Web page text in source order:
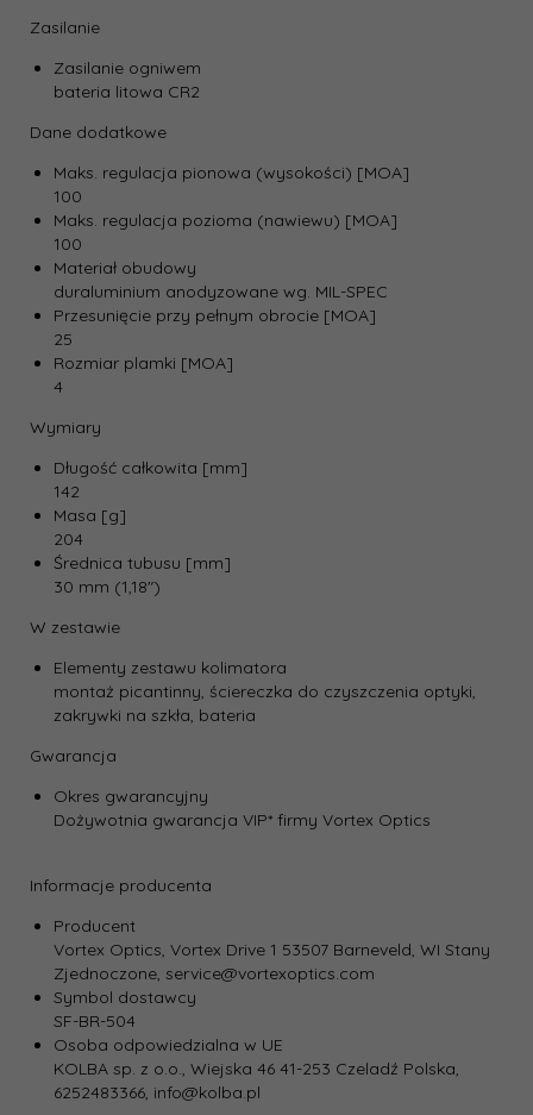
Zasilanie
Zasilanie ogniwem
bateria litowa CR2
Dane dodatkowe
Maks. regulacja pionowa (wysokości) [MOA]
100
Maks. regulacja pozioma (nawiewu) [MOA]
100
Materiał obudowy
duraluminium anodyzowane wg. MIL-SPEC
Przesunięcie przy pełnym obrocie [MOA]
25
Rozmiar plamki [MOA]
4
Wymiary
Długość całkowita [mm]
142
Masa [g]
204
Średnica tubusu [mm]
30 mm (1,18″)
W zestawie
Elementy zestawu kolimatora
montaż picantinny, ściereczka do czyszczenia optyki,
zakrywki na szkła, bateria
Gwarancja
Okres gwarancyjny
Dożywotnia gwarancja VIP* firmy Vortex Optics
Informacje producenta
Producent
Vortex Optics, Vortex Drive 1 53507 Barneveld, WI Stany
Zjednoczone, service@vortexoptics.com
Symbol dostawcy
SF-BR-504
Osoba odpowiedzialna w UE
KOLBA sp. z o.o., Wiejska 46 41-253 Czeladź Polska,
6252483366, info@kolba.pl